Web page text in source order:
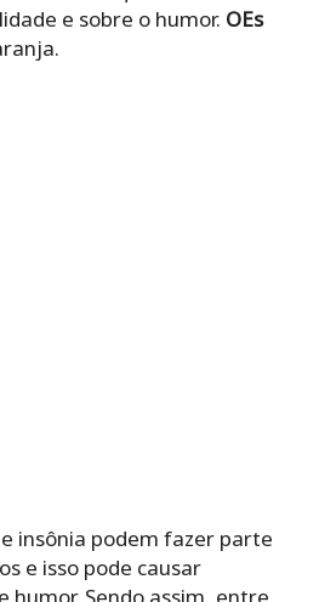
e sobre o humor. OEs
insônia podem fazer parte
e isso pode causar
humor. Sendo assim, entre